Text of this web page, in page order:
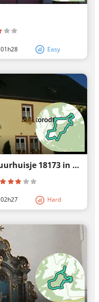
01h28 Easy
Waw, Wandelen langs Natuurhuisje 18173 in Morbach
02h27 Hard